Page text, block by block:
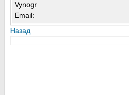
Vynogr
Email:
Назад